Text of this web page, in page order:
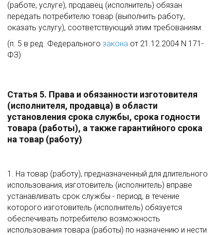
(работе, услуге), продавец (исполнитель) обязан
передать потребителю товар (выполнить работу,
оказать услугу), соответствующий этим требованиям.
(п. 5 в ред. Федерального закона от 21.12.2004 N 171-
ФЗ)
Статья 5. Права и обязанности изготовителя
(исполнителя, продавца) в области
установления срока службы, срока годности
товара (работы), а также гарантийного срока
на товар (работу)
1. На товар (работу), предназначенный для длительного
использования, изготовитель (исполнитель) вправе
устанавливать срок службы - период, в течение
которого изготовитель (исполнитель) обязуется
обеспечивать потребителю возможность
использования товара (работы) по назначению и нести